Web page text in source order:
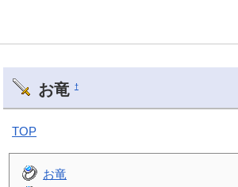
お竜 †
TOP
お竜